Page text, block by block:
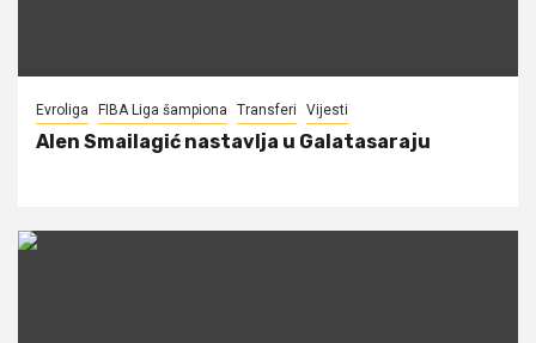
Evroliga FIBA Liga šampiona Transferi Vijesti
Alen Smailagić nastavlja u Galatasaraju